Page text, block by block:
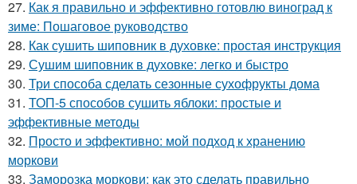
27. Как я правильно и эффективно готовлю виноград к
зиме: Пошаговое руководство
28. Как сушить шиповник в духовке: простая инструкция
29. Сушим шиповник в духовке: легко и быстро
30. Три способа сделать сезонные сухофрукты дома
31. ТОП-5 способов сушить яблоки: простые и
эффективные методы
32. Просто и эффективно: мой подход к хранению
моркови
33. Заморозка моркови: как это сделать правильно